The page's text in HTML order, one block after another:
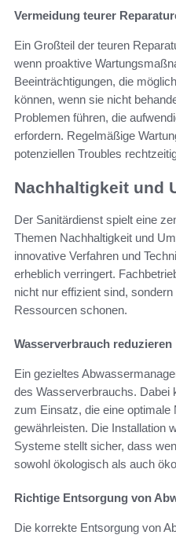
Vermeidung teurer
Ein Großteil der teuren
wenn proaktive
Beeinträchtigungen, die
können, wenn sie nicht
Problemen führen, die
erfordern. Regelmäßige
potenziellen Troubles
Nachhaltigkeit und
Der Sanitärdienst spielt eine
Themen Nachhaltigkeit und
innovative Verfahren und
erheblich verringert.
nicht nur effizient sind,
Ressourcen schonen.
Wasserverbrauch reduzieren
Ein gezieltes
des Wasserverbrauchs. Dabei
zum Einsatz, die eine optimale
gewährleisten. Die Installation
Systeme stellt sicher, dass
sowohl ökologisch als auch
Richtige Entsorgung von
Die korrekte Entsorgung von